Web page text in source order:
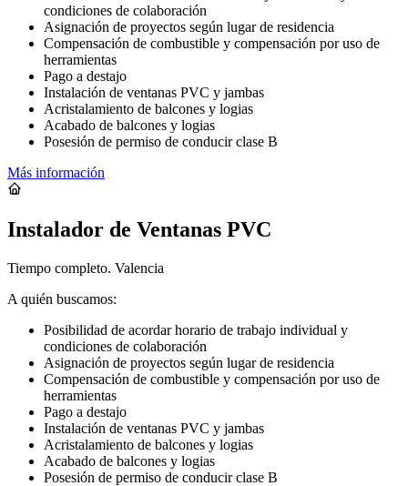
condiciones de colaboración
Asignación de proyectos según lugar de residencia
Compensación de combustible y compensación por uso de
herramientas
Pago a destajo
Instalación de ventanas PVC y jambas
Acristalamiento de balcones y logias
Acabado de balcones y logias
Posesión de permiso de conducir clase B
Más información
Instalador de Ventanas PVC
Tiempo completo. Valencia
A quién buscamos:
Posibilidad de acordar horario de trabajo individual y
condiciones de colaboración
Asignación de proyectos según lugar de residencia
Compensación de combustible y compensación por uso de
herramientas
Pago a destajo
Instalación de ventanas PVC y jambas
Acristalamiento de balcones y logias
Acabado de balcones y logias
Posesión de permiso de conducir clase B